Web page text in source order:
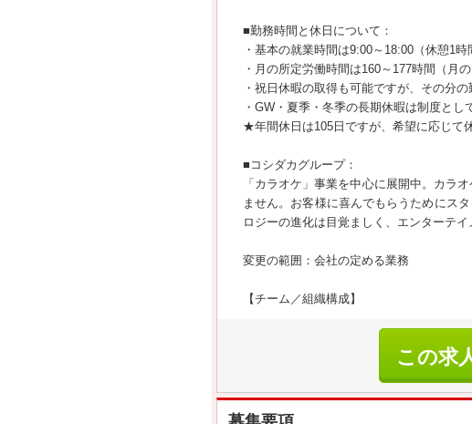
■勤務時間と休日について：
・基本の就業時間は9:00～18:00（休憩1
・月の所定労働時間は160～177時間（月
・祝日休暇の取得も可能ですが、その分
・GW・夏季・冬季の長期休暇は制度と
★年間休日は105日ですが、希望に応じて
■コシダカグループ：
「カラオケ」事業を中心に展開中。カラ
ません。お客様に喜んでもらうためにス
ロジーの進化は目覚ましく、エンターテ
変更の範囲：会社の定める業務
【チーム／組織構成】
この求